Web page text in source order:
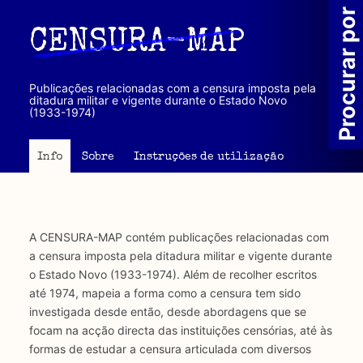
principal
CENSURA-MAP
Publicações relacionadas com a censura imposta pela
ditadura militar e vigente durante o Estado Novo
(1933-1974)
Info Sobre Instruções de utilização
A CENSURA-MAP contém publicações relacionadas com
a censura imposta pela ditadura militar e vigente durante
o Estado Novo (1933-1974). Além de recolher escritos
até 1974, mapeia a forma como a censura tem sido
investigada desde então, desde abordagens que se
focam na acção directa das instituições censórias, até às
formas de estudar a censura articulada com diversos
Procurar por